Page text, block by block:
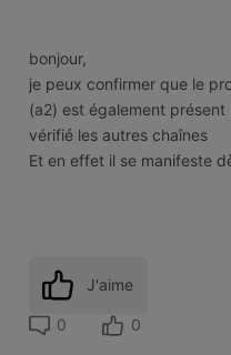
bonjour,
je peux confirmer que le
(a2) est également
vérifié les autres chaînes
Et en effet il se manifeste
J'aime
0 0